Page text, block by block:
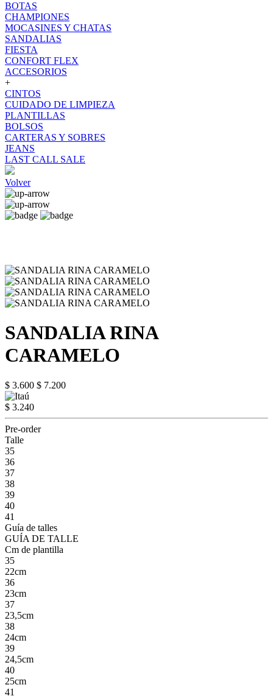
BOTAS
CHAMPIONES
MOCASINES Y CHATAS
SANDALIAS
FIESTA
CONFORT FLEX
ACCESORIOS
+
CINTOS
CUIDADO DE LIMPIEZA
PLANTILLAS
BOLSOS
CARTERAS Y SOBRES
JEANS
LAST CALL SALE
Volver
SANDALIA RINA
CARAMELO
$ 3.600 $ 7.200
$ 3.240
Pre-order
Talle
35
36
37
38
39
40
41
Guía de talles
GUÍA DE TALLE
Cm de plantilla
35
22cm
36
23cm
37
23,5cm
38
24cm
39
24,5cm
40
25cm
41